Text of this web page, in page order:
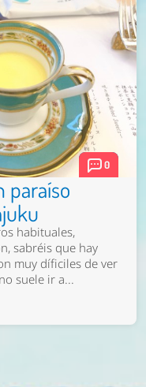
0
paraíso
habituales,
sabréis que hay
muy díficiles de ver
suele ir a...